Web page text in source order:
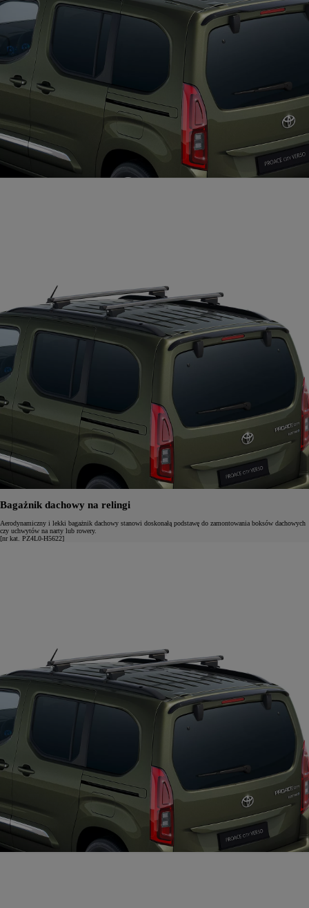
Bagażnik dachowy na relingi
Aerodynamiczny i lekki bagażnik dachowy stanowi doskonałą podstawę do zamontowania boksów dachowych
czy uchwytów na narty lub rowery.
[nr kat. PZ4L0-H5622]